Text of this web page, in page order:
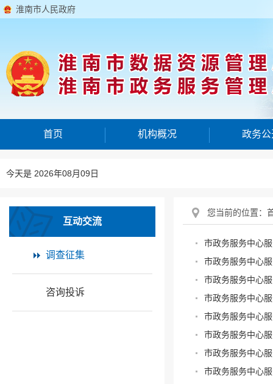
淮南市人民政府
首页 机构概况 政务公
今天是 2026年08月09日
互动交流
调查征集
咨询投诉
您当前的位置：
市政务服务中心
市政务服务中心
市政务服务中心
市政务服务中心
市政务服务中心
市政务服务中心
市政务服务中心
市政务服务中心